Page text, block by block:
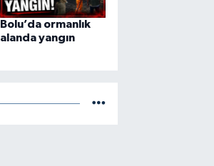
Bolu’da ormanlık
alanda yangın